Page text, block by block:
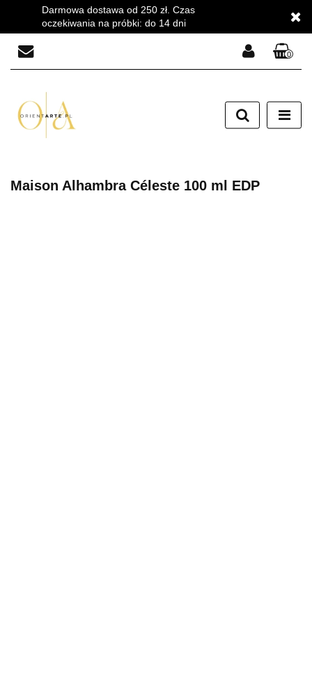
Darmowa dostawa od 250 zł. Czas
oczekiwania na próbki: do 14 dni
Zarejestruj się
Dodaj zgłoszenie
0
Maison Alhambra Céleste 100 ml EDP